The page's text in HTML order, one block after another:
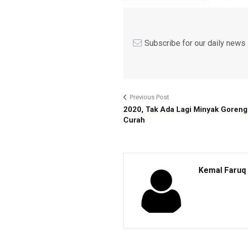
Subscribe for our daily news
Previous Post
2020, Tak Ada Lagi Minyak Goreng
Curah
Kemal Faruq